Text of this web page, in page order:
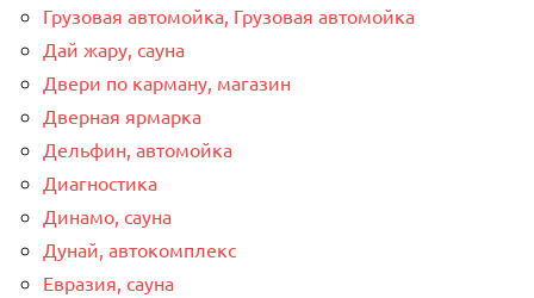
Грузовая автомойка, Грузовая автомойка
Дай жару, сауна
Двери по карману, магазин
Дверная ярмарка
Дельфин, автомойка
Диагностика
Динамо, сауна
Дунай, автокомплекс
Евразия, сауна